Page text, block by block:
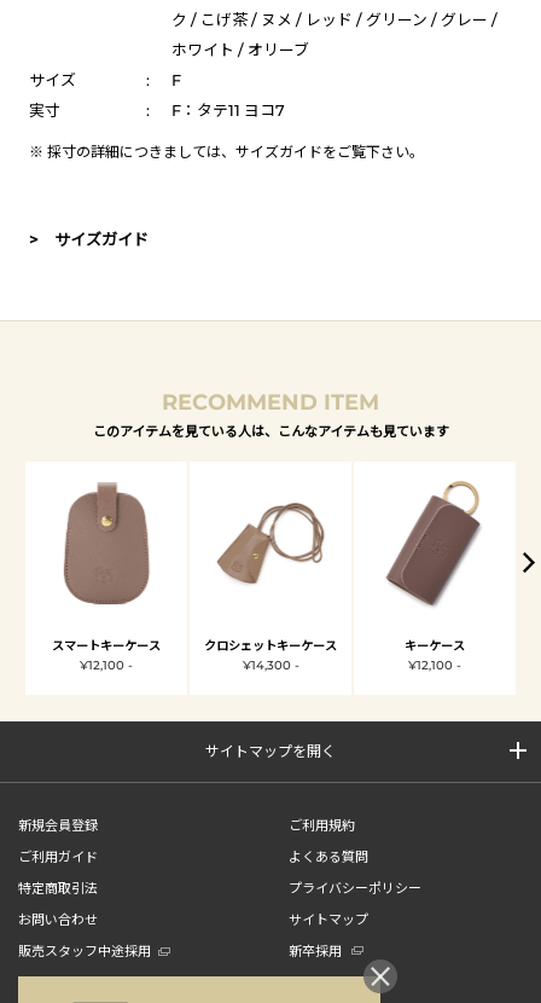
ク / こげ茶 / ヌメ / レッド / グリーン / グレー /
ホワイト / オリーブ
サイズ
:
F
実寸
: F：タテ11 ヨコ7
※ 採寸の詳細につきましては、 サイズガイドをご覧下さい。
> サイズガイド
RECOMMEND ITEM
このアイテムを見ている人は、こんなアイテムも見ています
スマートキーケース
¥12,100 -
クロシェットキーケース
¥14,300 -
キーケース
¥12,100 -
サイトマップを開く
新規会員登録
ご利用規約
ご利用ガイド
よくある質問
特定商取引法
プライバシーポリシー
お問い合わせ
サイトマップ
販売スタッフ中途採用
新卒採用